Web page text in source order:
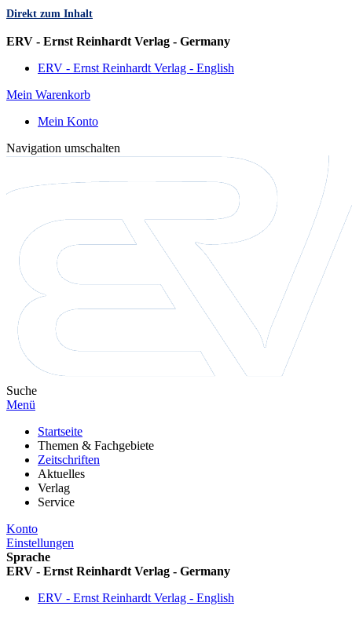
Direkt zum Inhalt
ERV - Ernst Reinhardt Verlag - Germany
ERV - Ernst Reinhardt Verlag - English
Mein Warenkorb
Mein Konto
Navigation umschalten
Suche
Menü
Startseite
Themen & Fachgebiete
Zeitschriften
Aktuelles
Verlag
Service
Konto
Einstellungen
Sprache
ERV - Ernst Reinhardt Verlag - Germany
ERV - Ernst Reinhardt Verlag - English